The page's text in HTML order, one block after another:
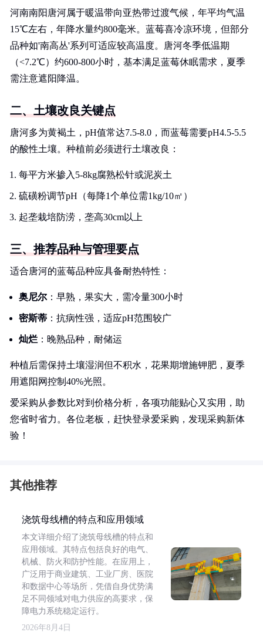
河南南阳唐河属于暖温带向亚热带过渡气候，年平均气温
15℃左右，年降水量约800毫米。蓝莓喜冷凉环境，但部分
品种如'南高丛'系列可适应较高温度。唐河冬季低温期
（<7.2℃）约600-800小时，基本满足蓝莓休眠需求，夏季
需注意遮阳降温。
二、土壤改良关键点
唐河多为黄褐土，pH值常达7.5-8.0，而蓝莓需要pH4.5-5.5
的酸性土壤。种植前必须进行土壤改良：
每平方米掺入5-8kg腐熟松针或泥炭土
硫磺粉调节pH（每降1个单位需1kg/10㎡）
起垄栽培防涝，垄高30cm以上
三、推荐品种与管理要点
适合唐河的蓝莓品种应具备耐热特性：
奥尼尔 ：早熟，果实大，需冷量300小时
密斯蒂 ：抗病性强，适应pH范围较广
灿烂 ：晚熟品种，耐储运
种植后需保持土壤湿润但不积水，花果期增施钾肥，夏季
用遮阳网控制40%光照。
爱采购从参数比对到价格分析，各项功能贴心又实用，助
您省时省力。各位老板，赶快登录爱采购，发现采购新体
验！
其他推荐
浇筑母线槽的特点和应用领域
本文详细介绍了浇筑母线槽的特点和
应用领域。其特点包括良好的电气、
机械、防火和防护性能。在应用上，
广泛用于商业建筑、工业厂房、医院
和数据中心等场所，凭借自身优势满
足不同领域对电力供应的高要求，保
障电力系统稳定运行。
2026年8月4日